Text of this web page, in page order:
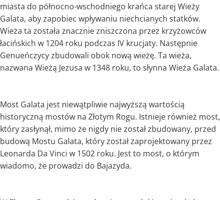
miasta do północno-wschodniego krańca starej Wieży
Galata, aby zapobiec wpływaniu niechcianych statków.
Wieża ta została znacznie zniszczona przez krzyżowców
łacińskich w 1204 roku podczas IV krucjaty. Następnie
Genueńczycy zbudowali obok nową wieżę. Ta wieża,
nazwana Wieżą Jezusa w 1348 roku, to słynna Wieża Galata.
Most Galata jest niewątpliwie najwyższą wartością
historyczną mostów na Złotym Rogu. Istnieje również most,
który zasłynął, mimo że nigdy nie został zbudowany, przed
budową Mostu Galata, który został zaprojektowany przez
Leonarda Da Vinci w 1502 roku. Jest to most, o którym
wiadomo, że prowadzi do Bajazyda.